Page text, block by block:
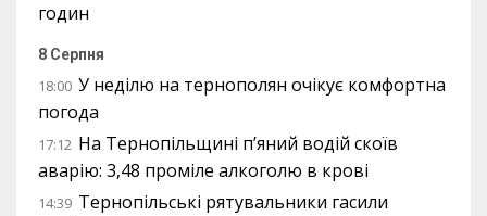
годин
8 Серпня
18:00 У неділю на тернополян очікує комфортна
погода
17:12 На Тернопільщині п’яний водій скоїв
аварію: 3,48 проміле алкоголю в крові
14:39 Тернопільські рятувальники гасили